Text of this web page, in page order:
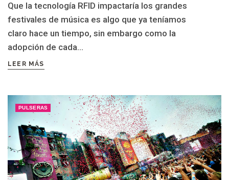
Que la tecnología RFID impactaría los grandes
festivales de música es algo que ya teníamos
claro hace un tiempo, sin embargo como la
adopción de cada...
LEER MÁS
PULSERAS